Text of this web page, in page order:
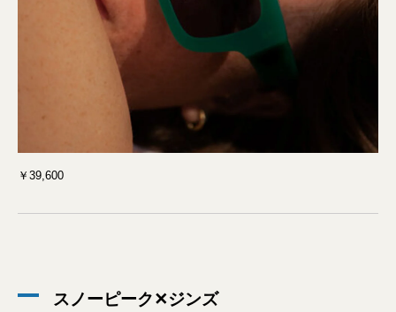
￥39,600
スノーピーク✕ジンズ